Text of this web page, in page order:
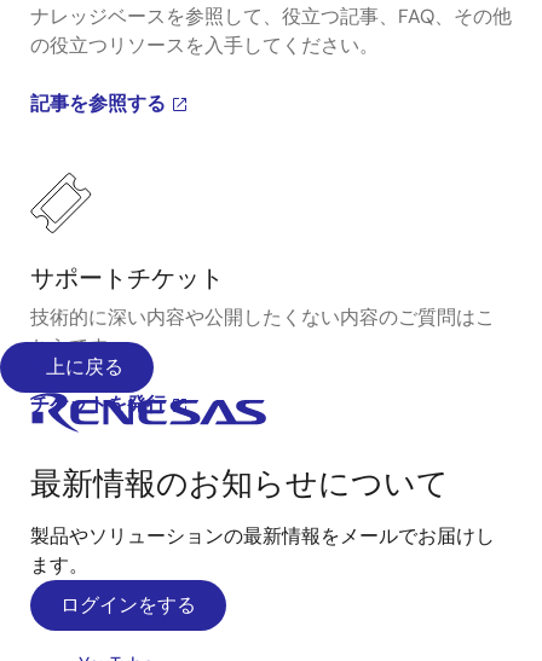
ナレッジベースを参照して、役立つ記事、FAQ、その他
の役立つリソースを入手してください。
記事を参照する
サポートチケット
技術的に深い内容や公開したくない内容のご質問はこ
ちらです。
チケットを発行
上に戻る
最新情報のお知らせについて
製品やソリューションの最新情報をメールでお届けし
ます。
ログインをする